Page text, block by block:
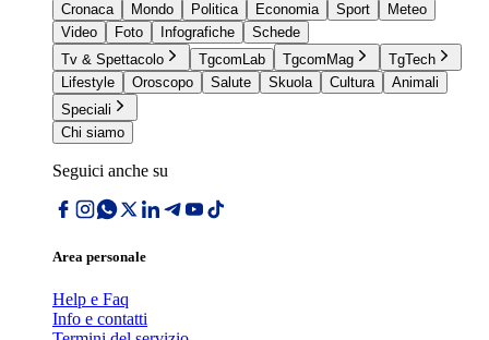
Cronaca
Mondo Politica Economia Sport
Meteo
Video
Foto Infografiche
Schede
Tv & Spettacolo
TgcomLab TgcomMag
TgTech
Lifestyle
Oroscopo Salute Skuola Cultura
Animali
Speciali
Chi siamo
Seguici anche su
Area personale
Help e Faq
Info e contatti